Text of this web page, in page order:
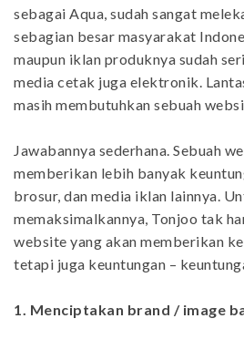
sebagai Aqua, sudah sangat
sebagian besar masyarakat
maupun iklan produknya sudah
media cetak juga elektronik.
masih membutuhkan sebuah
Jawabannya sederhana. Sebuah
memberikan lebih banyak
brosur, dan media iklan lainnya.
memaksimalkannya, Tonjoo tak
website yang akan memberikan
tetapi juga keuntungan –
1. Menciptakan brand / image